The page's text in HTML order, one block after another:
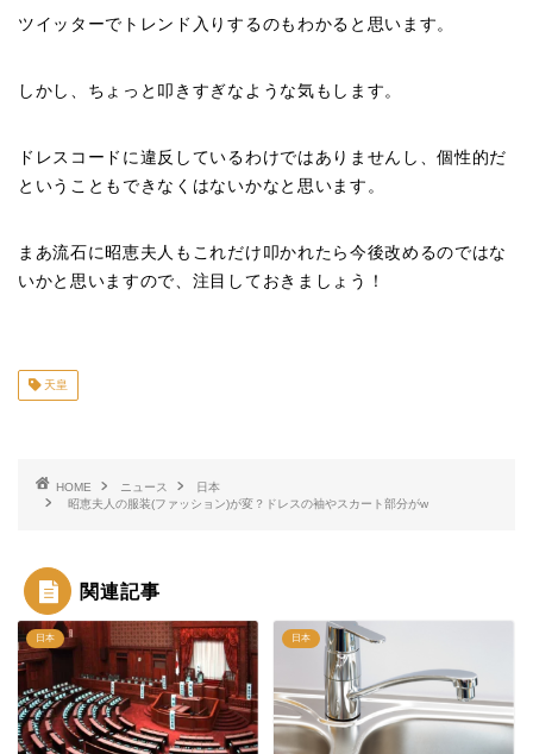
ツイッターでトレンド入りするのもわかると思います。
しかし、ちょっと叩きすぎなような気もします。
ドレスコードに違反しているわけではありませんし、個性的だ
ということもできなくはないかなと思います。
まあ流石に昭恵夫人もこれだけ叩かれたら今後改めるのではな
いかと思いますので、注目しておきましょう！
天皇
HOME ニュース
日本
昭恵夫人の服装(ファッション)が変？ドレスの袖やスカート部分がw
関連記事
日本 日本